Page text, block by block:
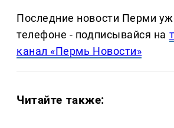
Последние новости Перми
телефоне - подписывайся на
канал «Пермь Новости»
Читайте также: